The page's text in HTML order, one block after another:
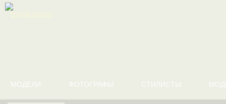
МОДЕЛИ ФОТОГРАФЫ СТИЛИСТЫ